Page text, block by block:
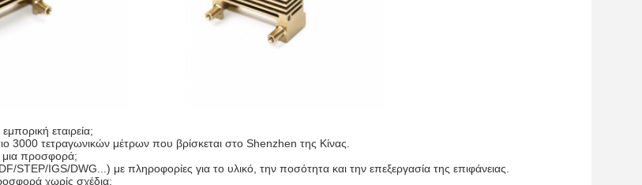
εταιρεία;
3000 τετραγωνικών μέτρων που βρίσκεται στο Shenzhen της Κίνας.
προσφορά;
STEP/IGS/DWG...) με πληροφορίες για το υλικό, την ποσότητα και την επεξεργασία της επιφάνειας.
χωρίς σχέδια;